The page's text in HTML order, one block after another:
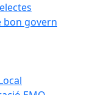
bon govern